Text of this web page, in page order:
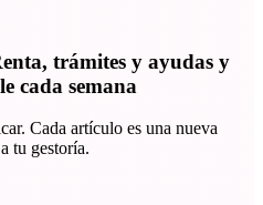
trámites y ayudas y
cada semana
Cada artículo es una nueva
tu gestoría.